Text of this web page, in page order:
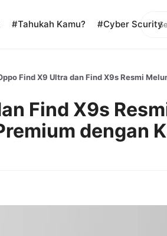
Search
#Tahukah Kamu? #Cyber Scurity
Find X9 Ultra dan Find X9s Resmi
Find X9s
dengan